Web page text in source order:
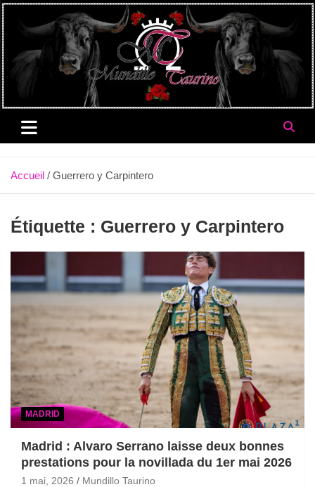
Aller
au
contenu
Accueil Guerrero y Carpintero
Étiquette : Guerrero y Carpintero
MADRID
Madrid : Alvaro Serrano laisse deux bonnes
prestations pour la novillada du 1er mai 2026
1 mai, 2026 Mundillo Taurino